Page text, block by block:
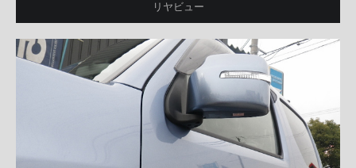
リヤビュー